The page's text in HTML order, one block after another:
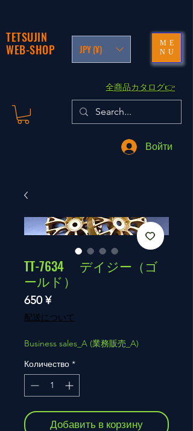
TETSUJIN
WEB-SHOP
JPY (¥)
ME
NU
​全商品カタログ👉
Войти
TT-7634 デイジー（ゴ
ールド）
650 ¥Цена
配送について
Business sales_A (業務販売_A)
Количество *
Добавить в корзину